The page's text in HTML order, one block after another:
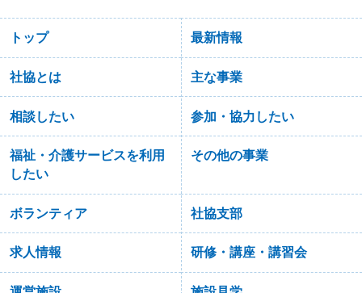
トップ 最新情報
社協とは 主な事業
相談したい 参加・協力したい
福祉・介護サービスを利用
したい
その他の事業
ボランティア 社協支部
求人情報 研修・講座・講習会